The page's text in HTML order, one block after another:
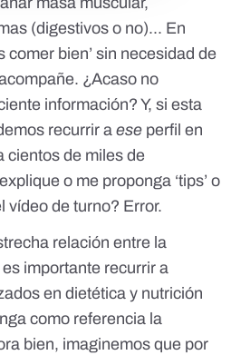
(digestivos o no)... En
comer bien’ sin necesidad de
¿Acaso no
información? Y, si esta
recurrir a ese perfil en
cientos de miles de
o me proponga ‘tips’ o
vídeo de turno? Error.
relación entre la
importante recurrir a
en dietética y nutrición
como referencia la
bien, imaginemos que por